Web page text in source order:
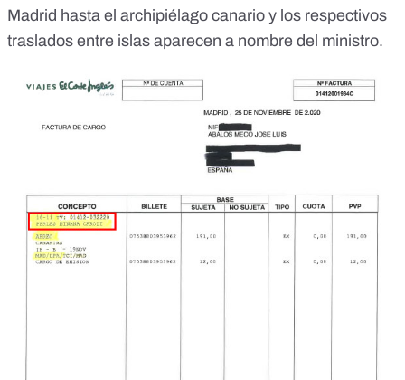
Madrid hasta el archipiélago canario y los respectivos
traslados entre islas aparecen a nombre del ministro.